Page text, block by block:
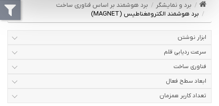
برد و نمایشگر
برد هوشمند بر اساس فناوری ساخت
برد هوشمند الکترومغناطیس (MAGNET)
ابزار نوشتن
سرعت ردیابی قلم
فناوری ساخت
ابعاد سطح فعال
تعداد کاربر همزمان